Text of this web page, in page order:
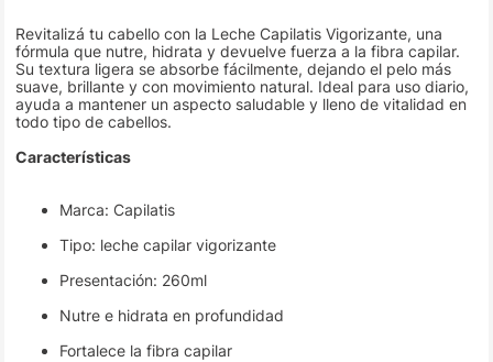
Revitalizá tu cabello con la Leche Capilatis Vigorizante, una
fórmula que nutre, hidrata y devuelve fuerza a la fibra capilar.
Su textura ligera se absorbe fácilmente, dejando el pelo más
suave, brillante y con movimiento natural. Ideal para uso diario,
ayuda a mantener un aspecto saludable y lleno de vitalidad en
todo tipo de cabellos.
Características
Marca: Capilatis
Tipo: leche capilar vigorizante
Presentación: 260ml
Nutre e hidrata en profundidad
Fortalece la fibra capilar